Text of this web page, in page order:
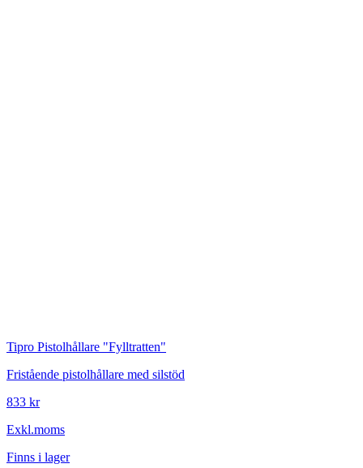
Tipro Pistolhållare "Fylltratten"
Fristående pistolhållare med silstöd
833 kr
Exkl.moms
Finns i lager